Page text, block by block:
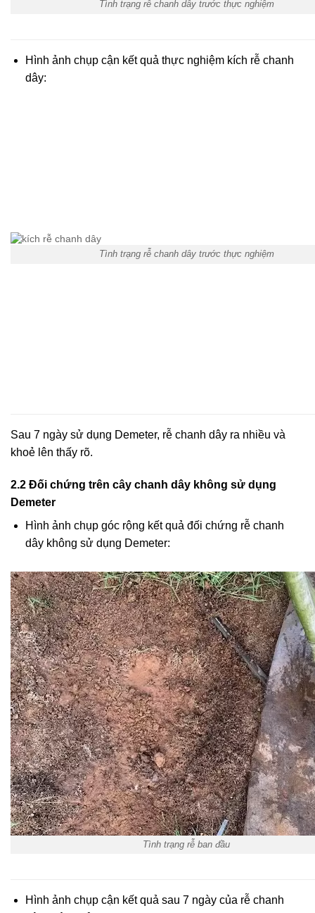
Tình trạng rễ chanh dây trước thực nghiệm
Hình ảnh chụp cận kết quả thực nghiệm kích rễ chanh
dây:
Tình trạng rễ chanh dây trước thực nghiệm
Sau 7 ngày sử dụng Demeter, rễ chanh dây ra nhiều và
khoẻ lên thấy rõ.
2.2 Đối chứng trên cây chanh dây không sử dụng
Demeter
Hình ảnh chụp góc rộng kết quả đối chứng rễ chanh
dây không sử dụng Demeter:
Tình trạng rễ ban đầu
Hình ảnh chụp cận kết quả sau 7 ngày của rễ chanh